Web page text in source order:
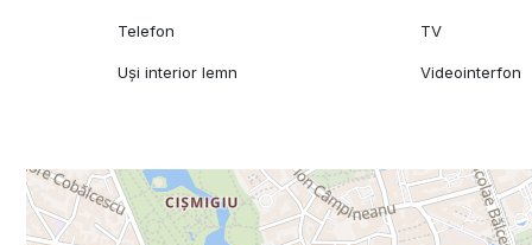
Telefon TV
Uși interior lemn Videointerfon